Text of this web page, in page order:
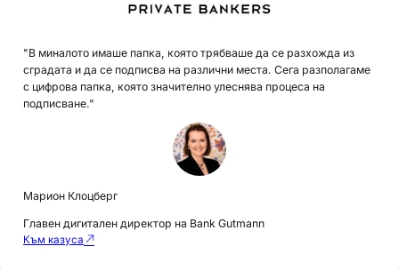
"В миналото имаше папка, която трябваше да се разхожда из
сградата и да се подписва на различни места. Сега разполагаме
с цифрова папка, която значително улеснява процеса на
подписване."
Марион Клоцберг
Главен дигитален директор на Bank Gutmann
Към казуса